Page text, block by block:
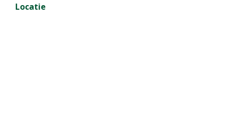
Locatie